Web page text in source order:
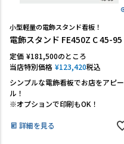
小型軽量の電飾スタンド看板！
電飾スタンド FE450Z C 45-95
定価 ¥181,500のところ
当店特別価格 ¥123,420税込
シンプルな電飾看板でお店をアピー
ル！
※オプションで印刷もOK！
詳細を見る